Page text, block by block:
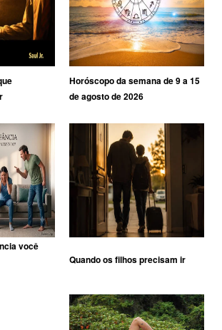
Horóscopo da semana de 9 a 15
de agosto de 2026
você
Quando os filhos precisam ir